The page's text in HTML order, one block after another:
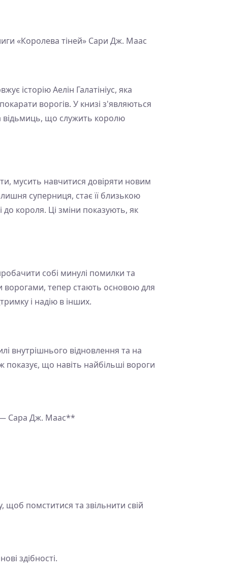
«Королева тіней» Сари Дж. Маас
історію Аелін Галатініус, яка
ворогів. У книзі з'являються
відьмиць, що служить королю
мусить навчитися довіряти новим
суперниця, стає її близькою
короля. Ці зміни показують, як
собі минулі помилки та
ворогами, тепер стають основою для
і надію в інших.
внутрішнього відновлення та на
показує, що навіть найбільші вороги
— Сара Дж. Маас**
щоб помститися та звільнити свій
здібності.